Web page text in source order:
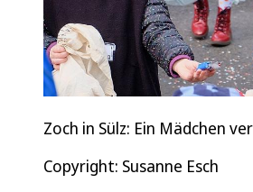
Zoch in Sülz: Ein Mädchen
Copyright: Susanne Esch